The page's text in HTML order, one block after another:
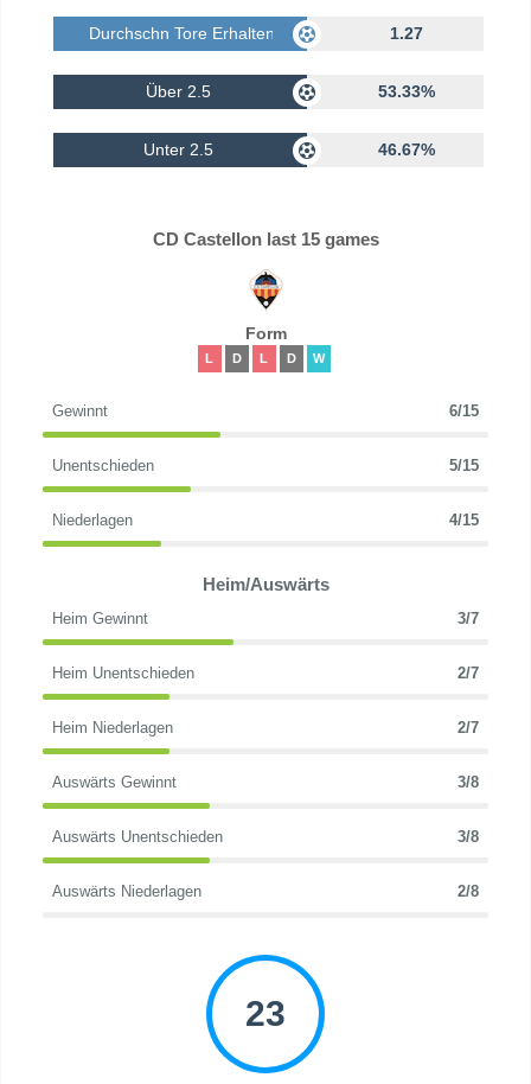
Durchschn Tore Erhalten 1.27
Über 2.5 53.33%
Unter 2.5 46.67%
CD Castellon last 15 games
Form
L D L D W
Gewinnt 6/15
Unentschieden 5/15
Niederlagen 4/15
Heim/Auswärts
Heim Gewinnt 3/7
Heim Unentschieden 2/7
Heim Niederlagen 2/7
Auswärts Gewinnt 3/8
Auswärts Unentschieden 3/8
Auswärts Niederlagen 2/8
23